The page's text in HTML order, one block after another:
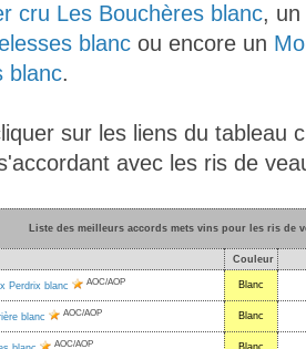
cru Les Bouchères blanc, un
blanc ou encore un
blanc.
sur les liens du tableau
avec les ris de
Liste des meilleurs accords mets vins pour les ris de
Couleur
Perdrix blanc AOC/AOP Blanc
blanc AOC/AOP Blanc
AOC/AOP Blanc